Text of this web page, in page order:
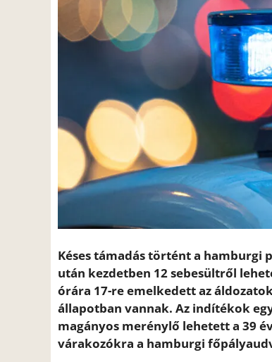
Késes támadás történt a hamburgi
után kezdetben 12 sebesültről
órára 17-re emelkedett az
állapotban vannak. Az indítékok
magányos merénylő lehetett a 39
várakozókra a hamburgi